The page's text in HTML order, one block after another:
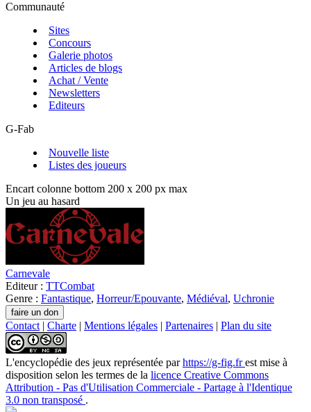
Communauté
Sites
Concours
Galerie photos
Articles de blogs
Achat / Vente
Newsletters
Editeurs
G-Fab
Nouvelle liste
Listes des joueurs
Encart colonne bottom 200 x 200 px max
Un jeu au hasard
Carnevale
Editeur : TTCombat
Genre : Fantastique, Horreur/Epouvante, Médiéval, Uchronie
Contact | Charte | Mentions légales | Partenaires | Plan du site
L'encyclopédie des jeux représentée parhttps://g-fig.frest mise à
disposition selon les termes de la licence Creative Commons
Attribution - Pas d'Utilisation Commerciale - Partage à l'Identique
3.0 non transposé .